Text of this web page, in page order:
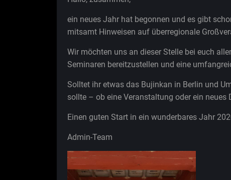
ein neues Jahr hat begonnen und es gibt
mitsamt Hinweisen auf überregionale
Wir möchten uns an dieser Stelle bei euch
Seminaren bereitzustellen und eine
Solltet ihr etwas das Bujinkan in Berlin und
sollte – ob eine Veranstaltung oder ein
Einen guten Start in ein wunderbares Jahr
Admin-Team